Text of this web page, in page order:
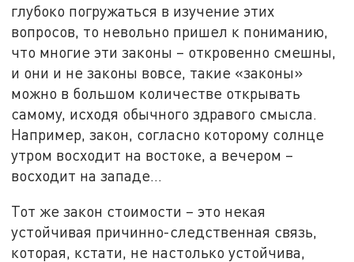
глубоко погружаться в изучение этих
вопросов, то невольно пришел к пониманию,
что многие эти законы – откровенно смешны,
и они и не законы вовсе, такие «законы»
можно в большом количестве открывать
самому, исходя обычного здравого смысла.
Например, закон, согласно которому солнце
утром восходит на востоке, а вечером –
восходит на западе…
Тот же закон стоимости – это некая
устойчивая причинно-следственная связь,
которая, кстати, не настолько устойчива,